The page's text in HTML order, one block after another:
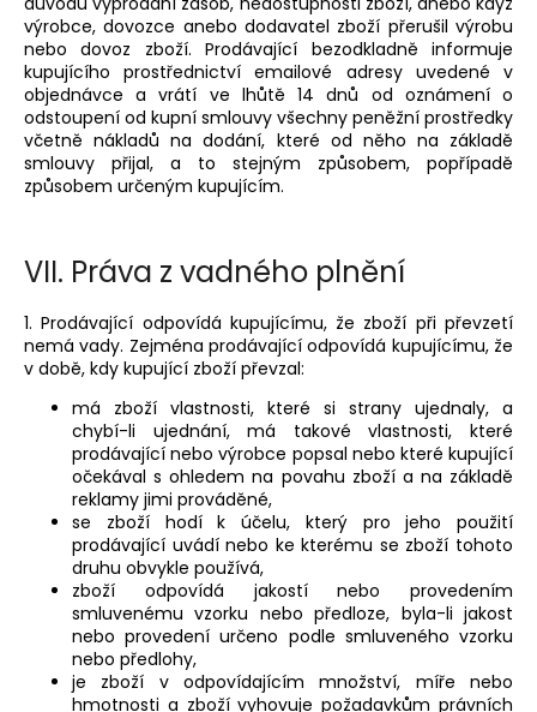
výrobce, dovozce anebo dodavatel zboží přerušil výrobu
nebo dovoz zboží. Prodávající bezodkladně informuje
kupujícího prostřednictví emailové adresy uvedené v
objednávce a vrátí ve lhůtě 14 dnů od oznámení o
odstoupení od kupní smlouvy všechny peněžní prostředky
včetně nákladů na dodání, které od něho na základě
smlouvy přijal, a to stejným způsobem, popřípadě
způsobem určeným kupujícím.
VII. Práva z vadného plnění
1. Prodávající odpovídá kupujícímu, že zboží při převzetí
nemá vady. Zejména prodávající odpovídá kupujícímu, že
v době, kdy kupující zboží převzal:
má zboží vlastnosti, které si strany ujednaly, a
chybí-li ujednání, má takové vlastnosti, které
prodávající nebo výrobce popsal nebo které kupující
očekával s ohledem na povahu zboží a na základě
reklamy jimi prováděné,
se zboží hodí k účelu, který pro jeho použití
prodávající uvádí nebo ke kterému se zboží tohoto
druhu obvykle používá,
zboží odpovídá jakostí nebo provedením
smluvenému vzorku nebo předloze, byla-li jakost
nebo provedení určeno podle smluveného vzorku
nebo předlohy,
je zboží v odpovídajícím množství, míře nebo
hmotnosti a zboží vyhovuje požadavkům právních